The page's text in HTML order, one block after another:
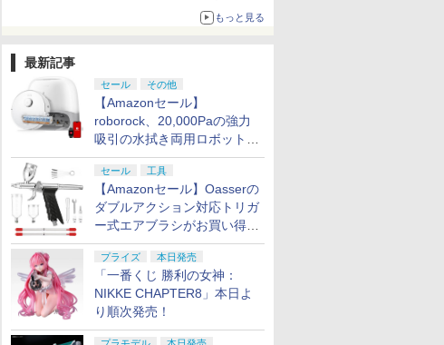
もっと見る
最新記事
セール その他
【Amazonセール】
roborock、20,000Paの強力
吸引の水拭き両用ロボット掃
除機「Qrevo Curv 2 Flow」
がお買い得！
セール 工具
【Amazonセール】Oasserの
ダブルアクション対応トリガ
ー式エアブラシがお買い得価
格で登場！
プライズ 本日発売
「一番くじ 勝利の女神：
NIKKE CHAPTER8」本日よ
り順次発売！